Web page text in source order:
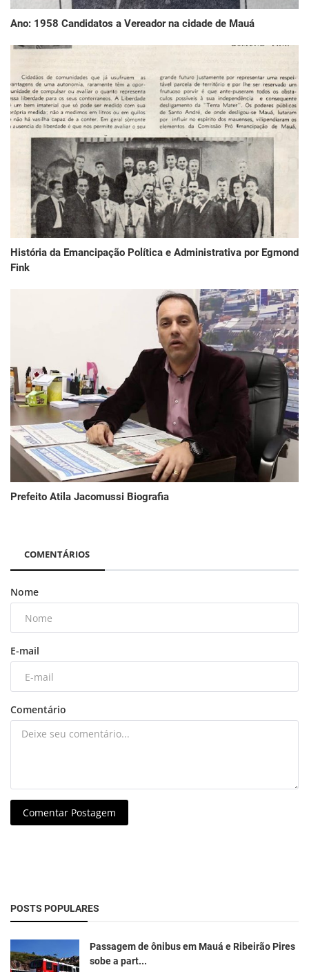
Ano: 1958 Candidatos a Vereador na cidade de Mauá
História da Emancipação Política e Administrativa por Egmond
Fink
Prefeito Atila Jacomussi Biografia
COMENTÁRIOS
Nome
E-mail
Comentário
Comentar Postagem
POSTS POPULARES
Passagem de ônibus em Mauá e Ribeirão Pires
sobe a part...